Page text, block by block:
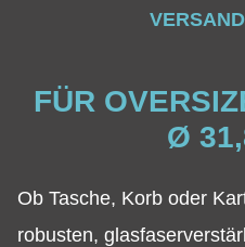
FÜR
Ø
Ob Tasche, Korb oder
robusten,